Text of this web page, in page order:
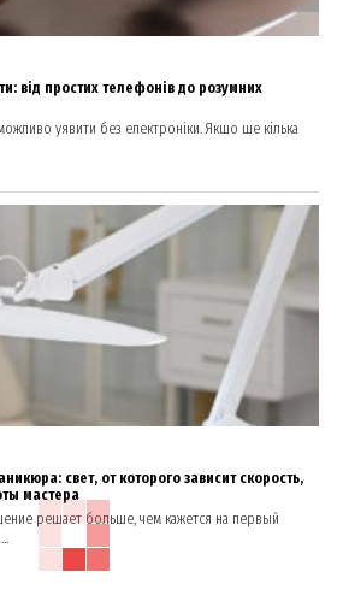
від простих телефонів до розумних
уявити без електроніки. Якщо ще кілька
свет, от которого зависит скорость,
мастера
решает больше, чем кажется на первый